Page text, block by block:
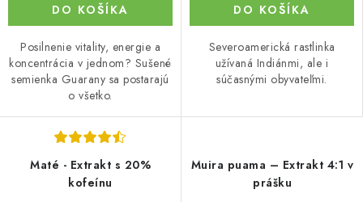
DO KOŠÍKA
Posilnenie vitality, energie a
koncentrácia v jednom? Sušené
semienka Guarany sa postarajú
o všetko.
DO KOŠÍKA
Severoamerická rastlinka
užívaná Indiánmi, ale i
súčasnými obyvateľmi.
Maté - Extrakt s 20%
kofeínu
Muira puama – Extrakt 4:1 v
prášku